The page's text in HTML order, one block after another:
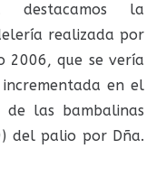
destacamos la
realizada por
2006, que se vería
en el
las bambalinas
del palio por Dña.